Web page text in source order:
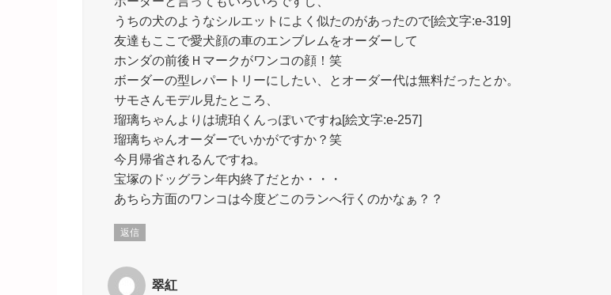
うちの犬のようなシルエットによく似たのがあったので[絵文字:e-319]
友達もここで愛犬顔の車のエンブレムをオーダーして
ホンダの前後Ｈマークがワンコの顔！笑
ボーダーの型レパートリーにしたい、とオーダー代は無料だったとか。
サモさんモデル見たところ、
瑠璃ちゃんよりは琥珀くんっぽいですね[絵文字:e-257]
瑠璃ちゃんオーダーでいかがですか？笑
今月帰省されるんですね。
宝塚のドッグラン年内終了だとか・・・
あちら方面のワンコは今度どこのランへ行くのかなぁ？？
返信
翠紅